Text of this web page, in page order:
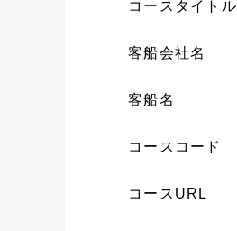
コースタイトル
客船会社名
客船名
コースコード
コースURL